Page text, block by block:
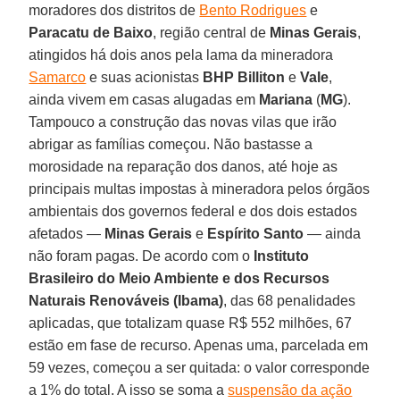
moradores dos distritos de Bento Rodrigues e
Paracatu de Baixo, região central de Minas Gerais,
atingidos há dois anos pela lama da mineradora
Samarco e suas acionistas BHP Billiton eVale,
ainda vivem em casas alugadas em Mariana (MG).
Tampouco a construção das novas vilas que irão
abrigar as famílias começou. Não bastasse a
morosidade na reparação dos danos, até hoje as
principais multas impostas à mineradora pelos órgãos
ambientais dos governos federal e dos dois estados
afetados — Minas Gerais e Espírito Santo — ainda
não foram pagas. De acordo com o Instituto
Brasileiro do Meio Ambiente e dos Recursos
Naturais Renováveis (Ibama), das 68 penalidades
aplicadas, que totalizam quase R$ 552 milhões, 67
estão em fase de recurso. Apenas uma, parcelada em
59 vezes, começou a ser quitada: o valor corresponde
a 1% do total. A isso se soma asuspensão da ação